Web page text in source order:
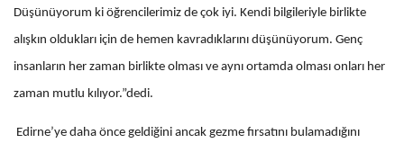
Düşünüyorum ki öğrencilerimiz de çok iyi. Kendi bilgileriyle birlikte
alışkın oldukları için de hemen kavradıklarını düşünüyorum. Genç
insanların her zaman birlikte olması ve aynı ortamda olması onları her
zaman mutlu kılıyor.”dedi.
Edirne’ye daha önce geldiğini ancak gezme fırsatını bulamadığını